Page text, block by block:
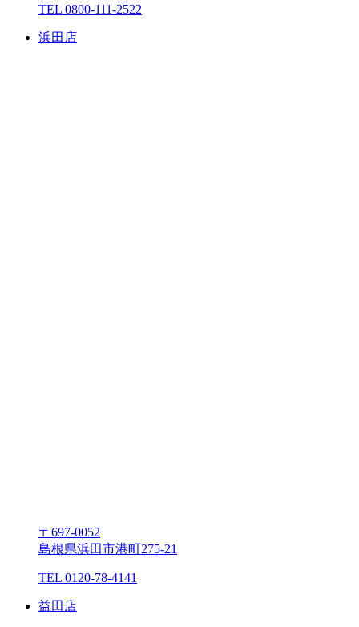
TEL 0800-111-2522
浜⽥店
〒697-0052
島根県浜⽥市港町275-21
TEL 0120-78-4141
益⽥店